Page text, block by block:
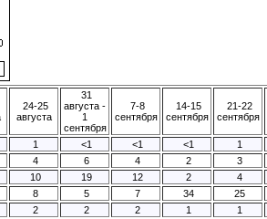
24-25
августа
31
августа -
1
сентября
7-8
сентября
14-15
сентября
21-22
сентября
1 <1 <1 <1 1
4 6 4 2 3
10 19 12 2 4
8 5 7 34 25
2 2 2 1 1